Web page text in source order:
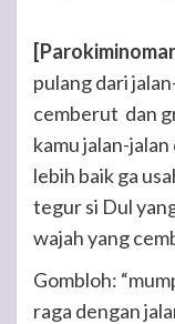
pulang dari
cemberut dan
kamu jalan-
lebih baik ga
tegur si Dul
wajah yang
Gombloh:
raga dengan